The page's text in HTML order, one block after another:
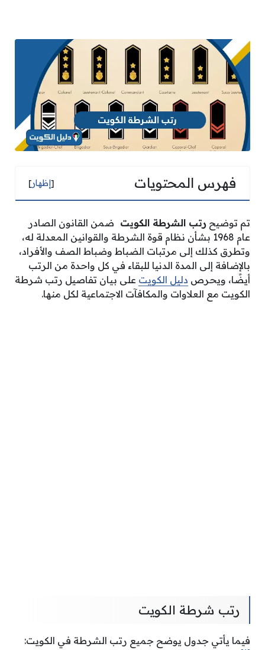
فهرس المحتويات [إظهار]
تم توضيح رتب الشرطة الكويت ضمن القانون الصادر
عام 1968 بشأن نظام قوة الشرطة والقوانين المعدلة له،
وتطرق كذلك إلى مرتبات الضباط وضباط الصف والأفراد،
بالإضافة إلى المدة الدنيا للبقاء في كل واحدة من الرتب
أيضًا، ويحرص دليل الكويت على بيان تفاصيل رتب شرطة
الكويت مع العلاوات والمكافآت الاجتماعية لكل منها.
رتب شرطة الكويت
فيما يأتي جدول يوضح جميع رتب الشرطة في الكويت: